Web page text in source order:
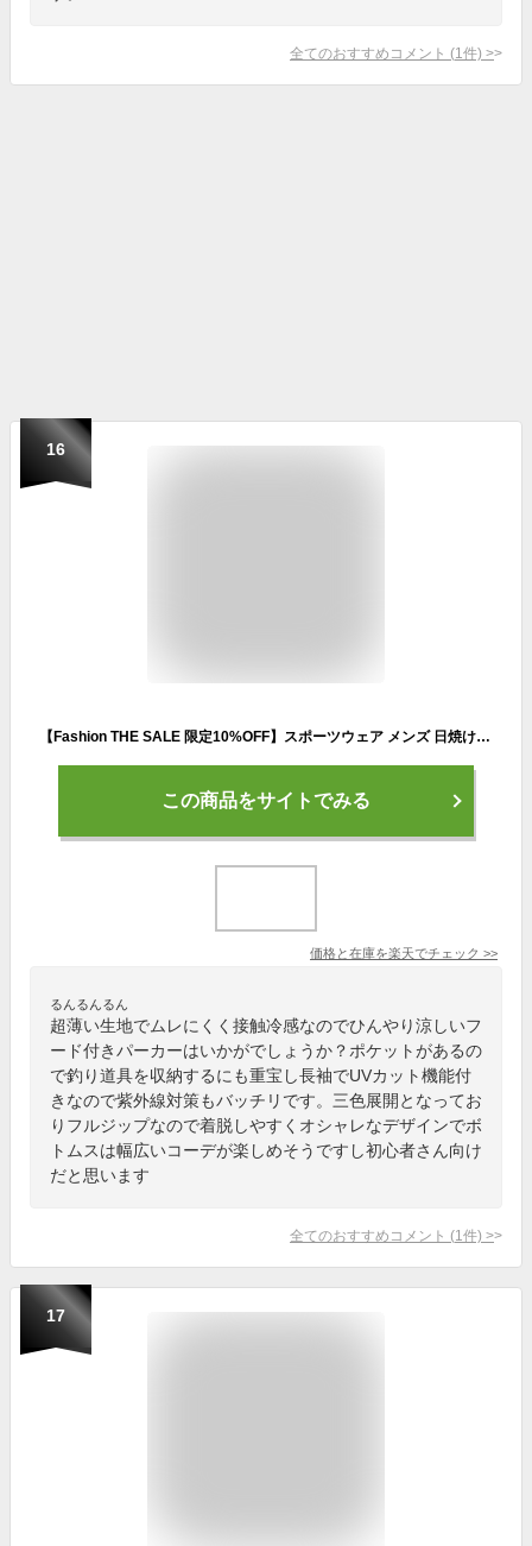
全てのおすすめコメント (1 件) >
16
【Fashion THE SALE 限定10%OFF】スポーツウェア メンズ 日焼け止め コート 日焼け止め 服 男女兼用 パーカー UVカット 冷房対策 長袖 フード付き レディース カップル 紫外線カット ラッシュガード メンズ UVカットパーカー 夏ジャケット 接触冷感 超薄い 水着 プール海
この商品をサイトでみる
価格と在庫を楽天でチェック >>
るんるんるん
超薄い生地でムレにくく接触冷感なのでひんやり涼しいフ
ード付きパーカーはいかがでしょうか？ポケットがあるの
で釣り道具を収納するにも重宝し長袖でUVカット機能付
きなので紫外線対策もバッチリです。三色展開となってお
りフルジップなので着脱しやすくオシャレなデザインでボ
トムスは幅広いコーデが楽しめそうですし初心者さん向け
だと思います
全てのおすすめコメント (1 件) >
17